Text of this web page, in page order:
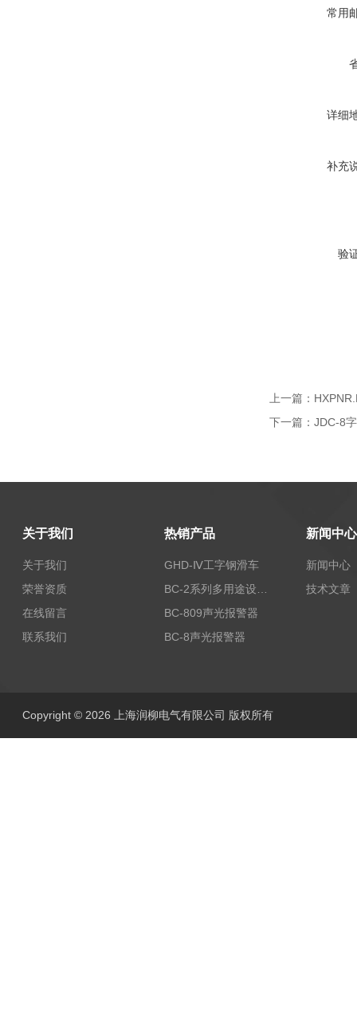
常用
详细
补充
验
上一篇：
下一篇： JDC-8
关于我们
关于我们
荣誉资质
在线留言
联系我们
热销产品
GHD-Ⅳ工字钢滑车
BC-809声光报警器
BC-8声光报警器
新闻中心
新闻中心
技术文章
Copyright © 2026 上海润柳电气有限公司 版权所有